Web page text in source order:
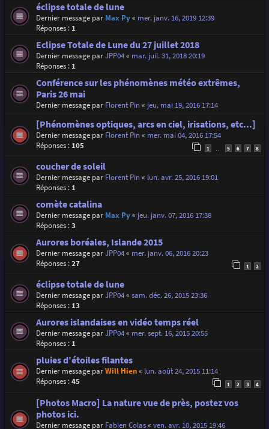
éclipse totale de lune
Dernier message par Max Py« mer. janv. 16, 2019 12:39
Réponses : 1
Eclipse Totale de Lune du 27 juillet 2018
Dernier message parJPP04« mar. juil. 31, 2018 20:19
Réponses : 1
Conférence sur les phénomènes météo extrêmes,
Paris 26 mai
Dernier message par Florent Pin« jeu. mai 19, 2016 17:14
[Phénomènes optiques, arcs en ciel, irisations, etc...]
Dernier message par Florent Pin« mer. mai 04, 2016 17:54
Réponses : 105 1 5 6 7 8
coucher de soleil
Dernier message par Florent Pin« lun. avr. 25, 2016 19:01
Réponses : 1
comète catalina
Dernier message par Max Py« jeu. janv. 07, 2016 17:38
Réponses :3
Aurores boréales, Islande 2015
Dernier message parJPP04« mer. janv. 06, 2016 20:23
Réponses :27 1 2
éclipse totale de lune
Dernier message parJPP04« sam. déc. 26, 2015 23:36
Réponses : 13
Aurores islandaises en vidéo temps réel
Dernier message parJPP04« mer. sept. 16, 2015 20:55
Réponses : 1
pluies d'étoiles filantes
Dernier message parWill Hien« lun. août 24, 2015 11:14
Réponses :45 1 2 3 4
[Photos Macro] La nature vue de près, postez vos
photos ici.
Dernier message par Fabien Colas« ven. avr. 10, 2015 19:46